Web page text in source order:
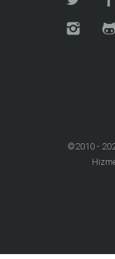
©2010 -